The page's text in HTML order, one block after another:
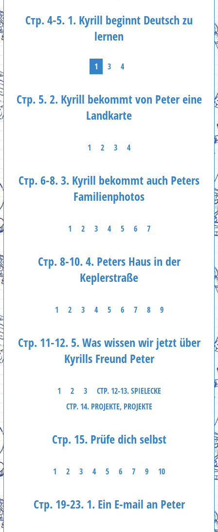
Стр. 4-5. 1. Kyrill beginnt Deutsch zu
lernen
1 3 4
Стр. 5. 2. Kyrill bekommt von Peter eine
Landkarte
1 2 3 4
Стр. 6-8. 3. Kyrill bekommt auch Peters
Familienphotos
1 2 3 4 5 6 7
Стр. 8-10. 4. Peters Haus in der
Keplerstraße
1 2 3 4 5 6 7 8 9
Стр. 11-12. 5. Was wissen wir jetzt über
Kyrills Freund Peter
1 2 3
СТР. 12-13. SPIELECKE
СТР. 14. PROJEKTE, PROJEKTE
Стр. 15. Prüfe dich selbst
1 2 3 4 5 6 7 9 10
Стр. 19-23. 1. Ein E-mail an Peter